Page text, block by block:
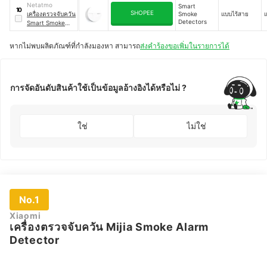
10
Netatmo
เครื่องตรวจจับควัน
Smart Smoke
Alarm｜NSA-EC
SHOPEE
Smart
Smoke
Detectors
แบบไร้สาย
หากไม่พบผลิตภัณฑ์ที่กำลังมองหา สามารถส่งคำร้องขอเพิ่มในรายการได้
การจัดอันดับสินค้าใช้เป็นข้อมูลอ้างอิงได้หรือไม่ ?
ใช่ ไม่ใช่
No.1
Xiaomi
เครื่องตรวจจับควัน Mijia Smoke Alarm
Detector